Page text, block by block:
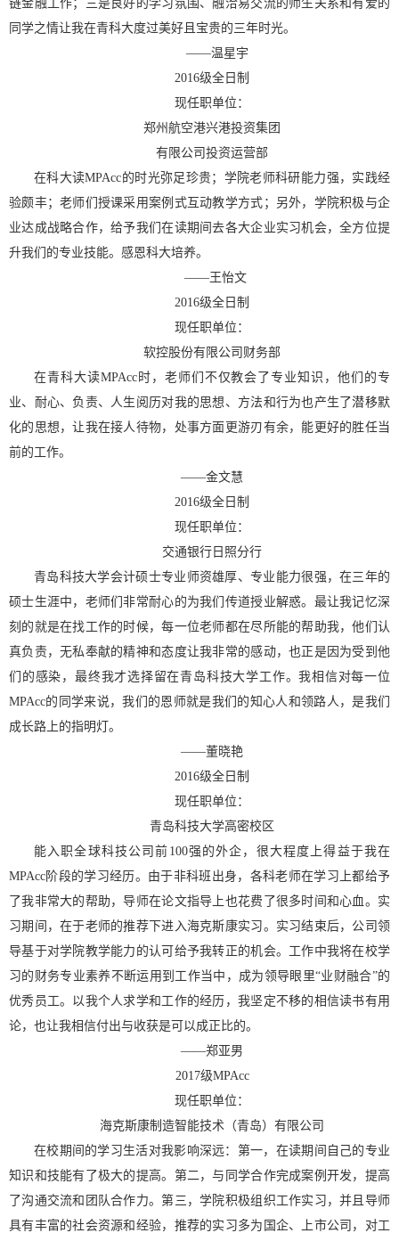
链金融工作；三是良好的学习氛围、融洽易交流的师生关系和有爱的
同学之情让我在青科大度过美好且宝贵的三年时光。
——温星宇
2016级全日制
现任职单位：
郑州航空港兴港投资集团
有限公司投资运营部
在科大读MPAcc的时光弥足珍贵；学院老师科研能力强，实践经
验颇丰；老师们授课采用案例式互动教学方式；另外，学院积极与企
业达成战略合作，给予我们在读期间去各大企业实习机会，全方位提
升我们的专业技能。感恩科大培养。
——王怡文
2016级全日制
现任职单位：
软控股份有限公司财务部
在青科大读MPAcc时，老师们不仅教会了专业知识，他们的专
业、耐心、负责、人生阅历对我的思想、方法和行为也产生了潜移默
化的思想，让我在接人待物，处事方面更游刃有余，能更好的胜任当
前的工作。
——金文慧
2016级全日制
现任职单位：
交通银行日照分行
青岛科技大学会计硕士专业师资雄厚、专业能力很强，在三年的
硕士生涯中，老师们非常耐心的为我们传道授业解惑。最让我记忆深
刻的就是在找工作的时候，每一位老师都在尽所能的帮助我，他们认
真负责，无私奉献的精神和态度让我非常的感动，也正是因为受到他
们的感染，最终我才选择留在青岛科技大学工作。我相信对每一位
MPAcc的同学来说，我们的恩师就是我们的知心人和领路人，是我们
成长路上的指明灯。
——董晓艳
2016级全日制
现任职单位：
青岛科技大学高密校区
能入职全球科技公司前 100强的外企，很大程度上得益于我在
MPAcc阶段的学习经历。由于非科班出身，各科老师在学习上都给予
了我非常大的帮助，导师在论文指导上也花费了很多时间和心血。实
习期间，在于老师的推荐下进入海克斯康实习。实习结束后，公司领
导基于对学院教学能力的认可给予我转正的机会。工作中我将在校学
习的财务专业素养不断运用到工作当中，成为领导眼里“业财融合”的
优秀员工。以我个人求学和工作的经历，我坚定不移的相信读书有用
论，也让我相信付出与收获是可以成正比的。
——郑亚男
2017级MPAcc
现任职单位：
海克斯康制造智能技术（青岛）有限公司
在校期间的学习生活对我影响深远：第一，在读期间自己的专业
知识和技能有了极大的提高。第二，与同学合作完成案例开发，提高
了沟通交流和团队合作力。第三，学院积极组织工作实习，并且导师
具有丰富的社会资源和经验，推荐的实习多为国企、上市公司，对工